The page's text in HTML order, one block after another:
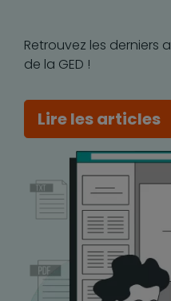
Retrouvez les derniers
de la GED !
Lire les articles